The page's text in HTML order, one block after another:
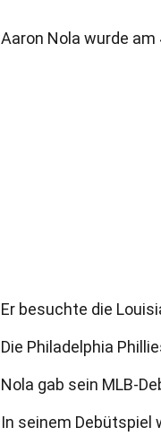
Aaron Nola wurde am
Er besuchte die
Die Philadelphia
Nola gab sein MLB-
In seinem Debütspiel